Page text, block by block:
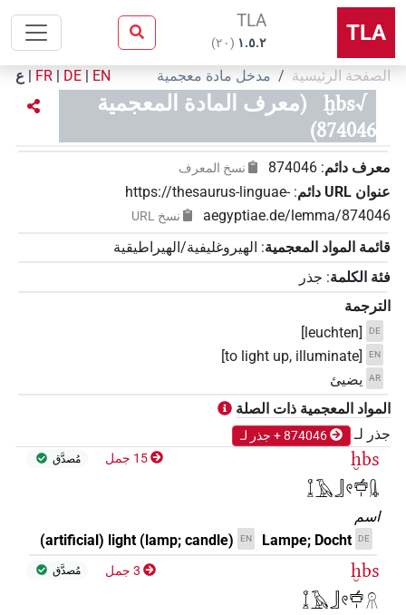
TLA
TLA
۱.٥.٢ (٢٠)
الصفحة الرئيسية مدخل مادة معجمية EN
|
DE
|
FR
| ع
√ḫbs
(معرف المادة المعجمية
874046)
معرف دائم:
874046 نسخ المعرف
عنوان‏ ‏URL‏ دائم :
https://thesaurus-linguae-
aegyptiae.de/lemma/874046
نسخ‏ ‏URL
قائمة المواد المعجمية: الهيروغليفية/الهيراطيقية
فئة الكلمة: جذر
الترجمة
DE
[leuchten]
EN
[to light up, illuminate]
AR
يضيئ
المواد المعجمية ذات الصلة
جذر لـ
874046 + جذر لـ
ḫbs
𓆼𓄿𓃀𓏲𓐠𓏤𓊮
15 جمل مُصدَّق
اسم
DE
Lampe; Docht
EN
(artificial) light (lamp; candle)
ḫbs
𓆼𓄿𓃀𓏲𓐠𓏤𓻞
3 جمل مُصدَّق